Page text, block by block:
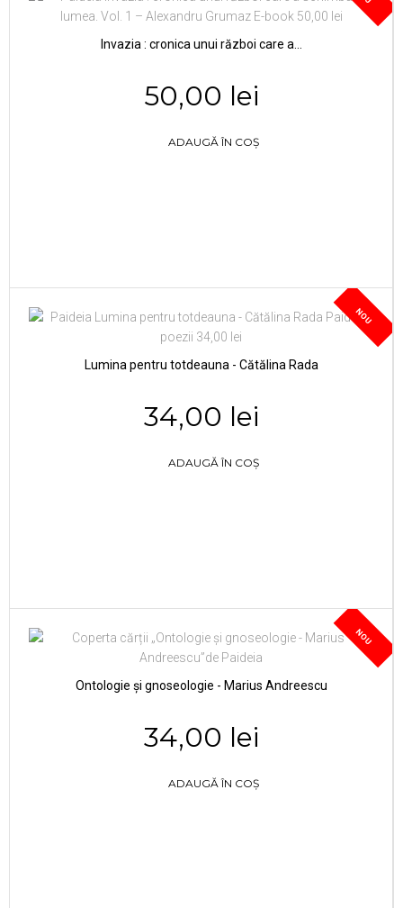
Invazia : cronica unui război care a...
50,00 lei
ADAUGĂ ÎN COȘ
NOU
Lumina pentru totdeauna - Cătălina Rada
34,00 lei
ADAUGĂ ÎN COȘ
NOU
Ontologie și gnoseologie - Marius Andreescu
34,00 lei
ADAUGĂ ÎN COȘ